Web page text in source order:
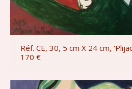
Réf. CE, 30, 5 cm X 24 cm,
170 €